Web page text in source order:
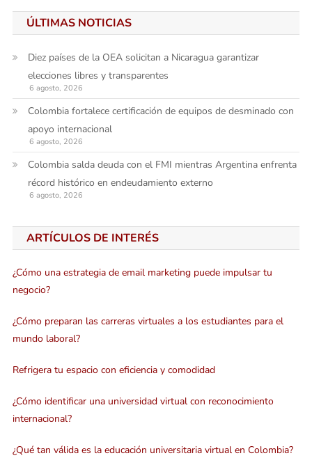
ÚLTIMAS NOTICIAS
Diez países de la OEA solicitan a Nicaragua garantizar
elecciones libres y transparentes
6 agosto, 2026
Colombia fortalece certificación de equipos de desminado con
apoyo internacional
6 agosto, 2026
Colombia salda deuda con el FMI mientras Argentina enfrenta
récord histórico en endeudamiento externo
6 agosto, 2026
ARTÍCULOS DE INTERÉS
¿Cómo una estrategia de email marketing puede impulsar tu
negocio?
¿Cómo preparan las carreras virtuales a los estudiantes para el
mundo laboral?
Refrigera tu espacio con eficiencia y comodidad
¿Cómo identificar una universidad virtual con reconocimiento
internacional?
¿Qué tan válida es la educación universitaria virtual en Colombia?